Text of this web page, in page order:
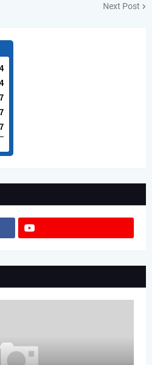
Next Post